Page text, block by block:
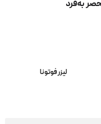
به‌فرد
لیزر فوتونا